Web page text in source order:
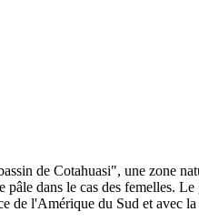
de Cotahuasi", une zone
dans le cas des femelles.
de l'Amérique du Sud et avec